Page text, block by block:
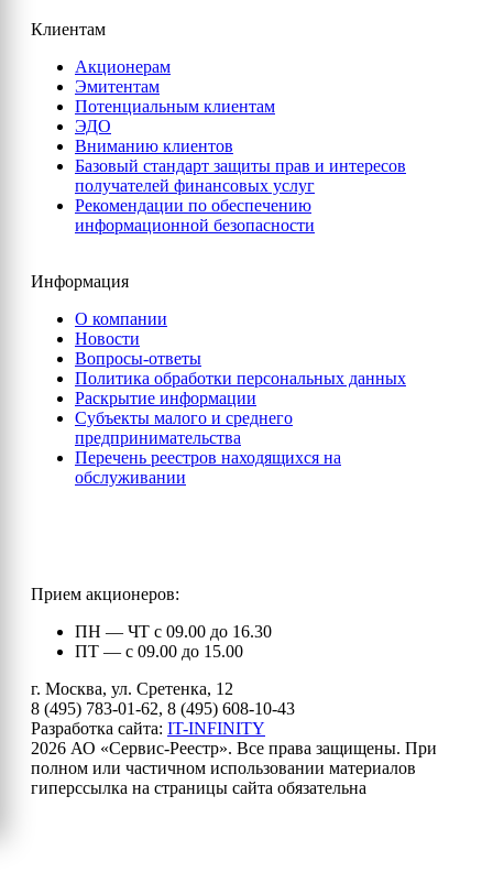
Клиентам
Акционерам
Эмитентам
Потенциальным клиентам
ЭДО
Вниманию клиентов
Базовый стандарт защиты прав и интересов
получателей финансовых услуг
Рекомендации по обеспечению
информационной безопасности
Информация
О компании
Новости
Вопросы-ответы
Политика обработки персональных данных
Раскрытие информации
Субъекты малого и среднего
предпринимательства
Перечень реестров находящихся на
обслуживании
Прием акционеров:
ПН — ЧТ с 09.00 до 16.30
ПТ — с 09.00 до 15.00
г. Москва, ул. Сретенка, 12
8 (495) 783-01-62, 8 (495) 608-10-43
Разработка сайта: IT-INFINITY
2026 АО «Сервис-Реестр». Все права защищены. При
полном или частичном использовании материалов
гиперссылка на страницы сайта обязательна